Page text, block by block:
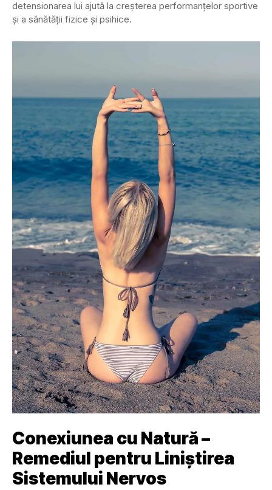
detensionarea lui ajută la creșterea performanțelor sportive
și a sănătății fizice și psihice.
Conexiunea cu Natură –
Remediul pentru Liniștirea
Sistemului Nervos